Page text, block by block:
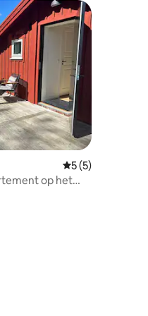
5, 29 recensies
Gemiddelde
5 (5)
op het